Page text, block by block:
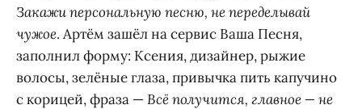
Закажи персональную песню, не переделывай
чужое. Артём зашёл на сервис Ваша Песня,
заполнил форму: Ксения, дизайнер, рыжие
волосы, зелёные глаза, привычка пить капучино
с корицей, фраза —Всё получится, главное — не